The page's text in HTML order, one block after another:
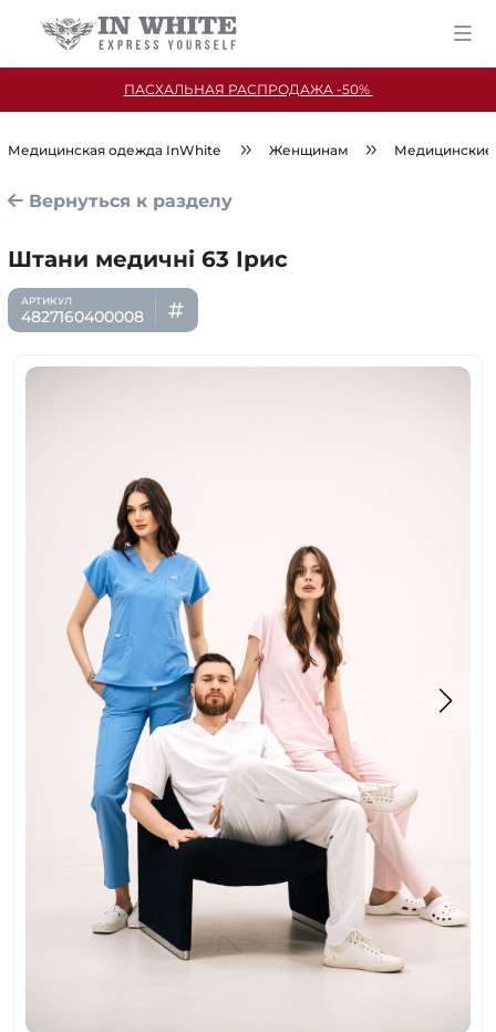
ПАСХАЛЬНАЯ РАСПРОДАЖА -50%
Медицинская одежда InWhite Женщинам
Вернуться к разделу
Штани медичні 63 Ірис
4827160400008